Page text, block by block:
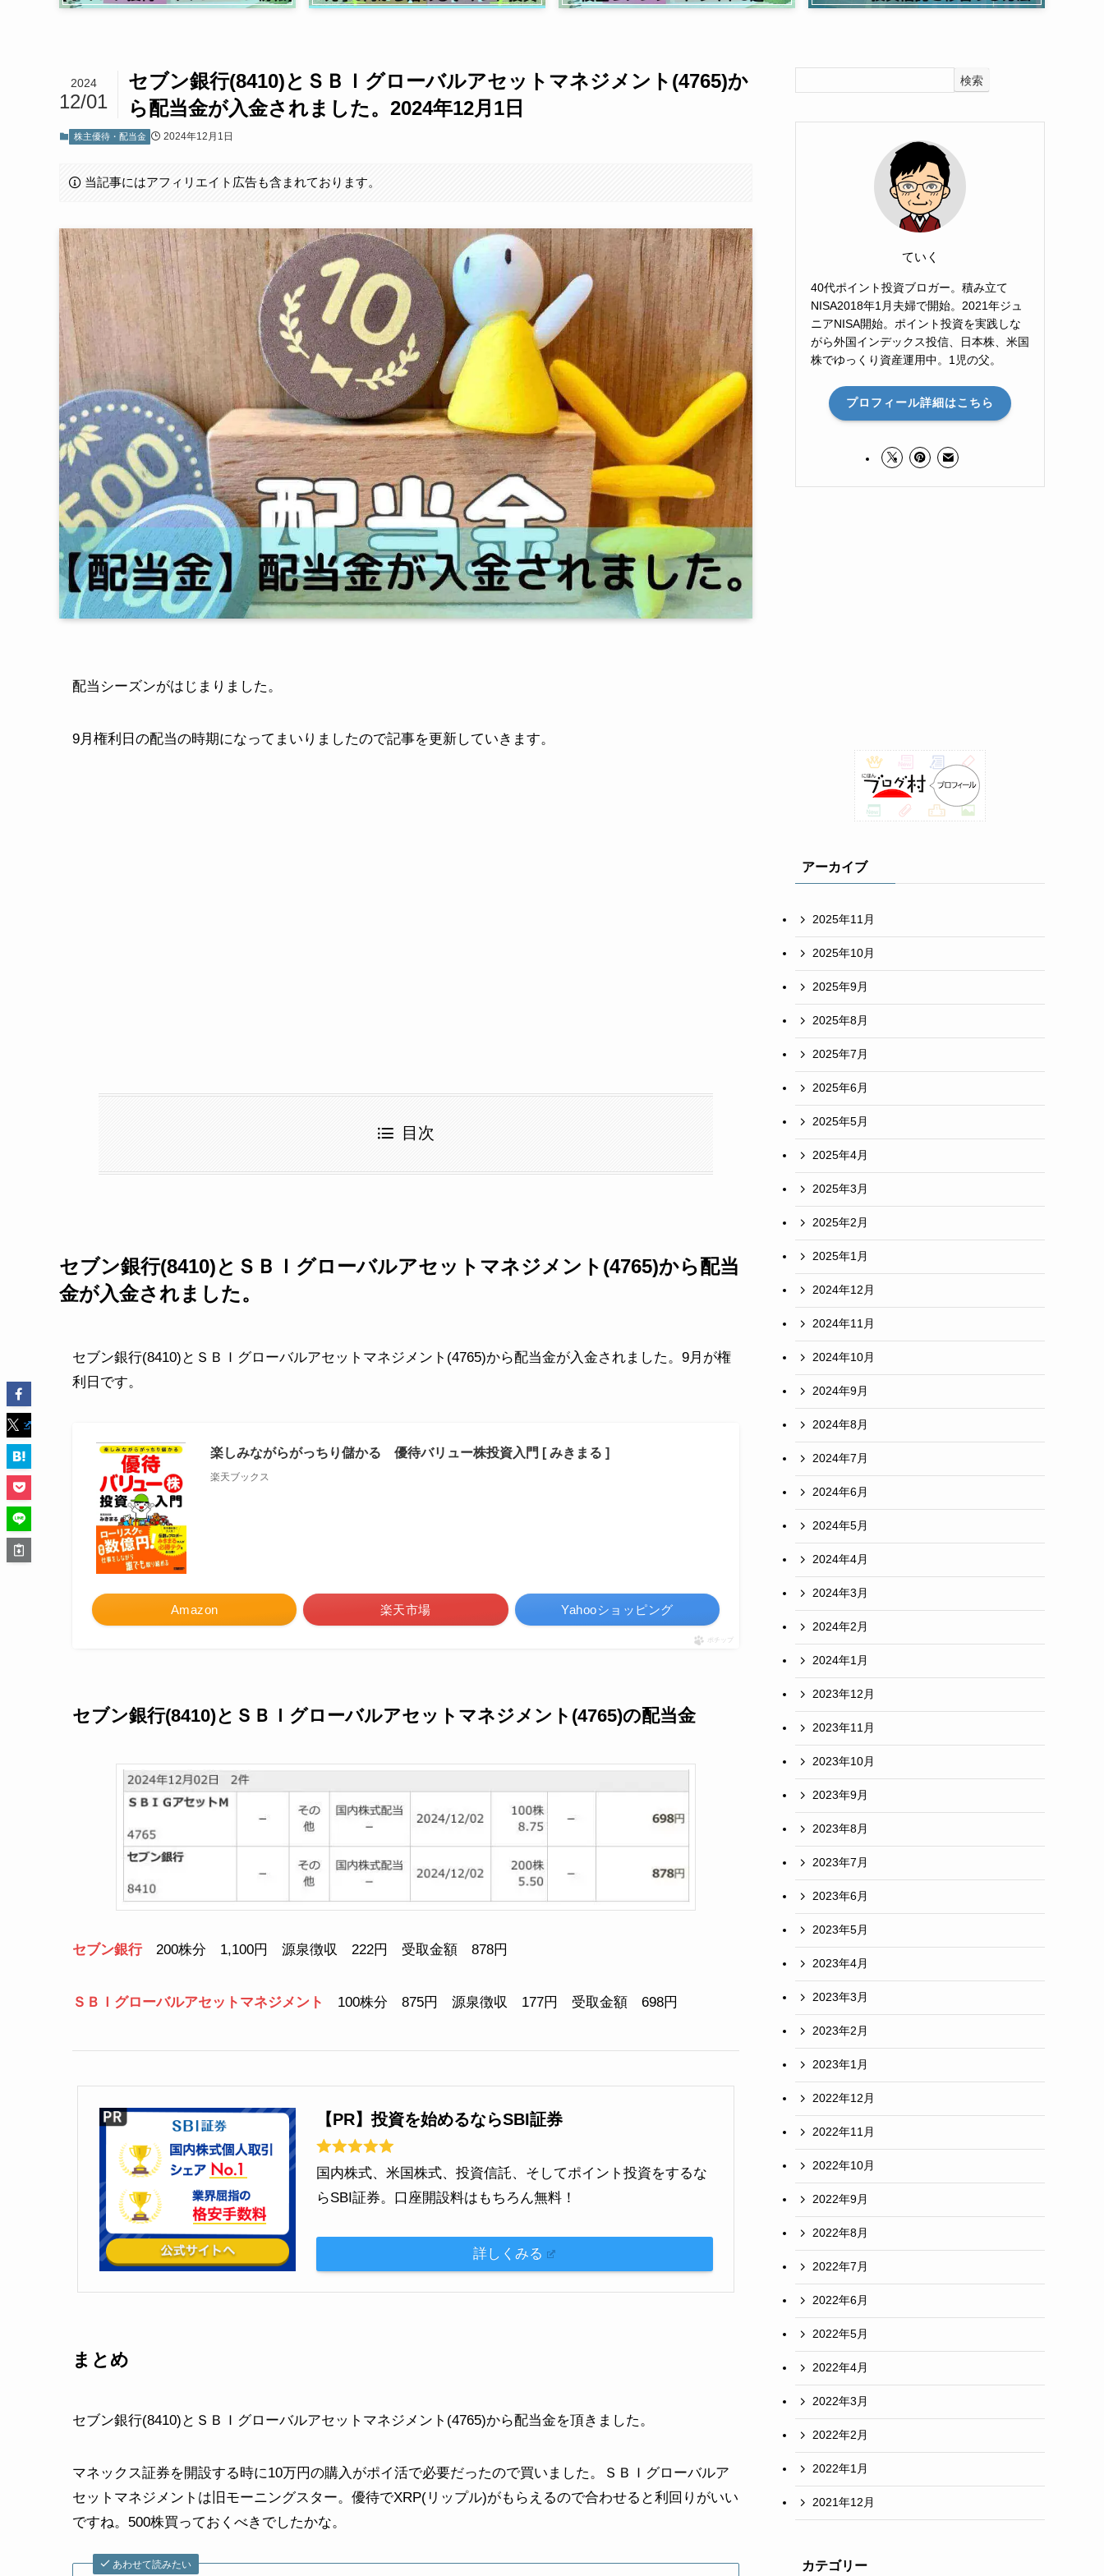
セブン銀行(8410)とＳＢＩグローバルアセットマネジメント(4765)か
ら配当金が入金されました。2024年12月1日
2024
12/01
株主優待・配当金 2024年12月1日
当記事にはアフィリエイト広告も含まれております。
配当シーズンがはじまりました。
9月権利日の配当の時期になってまいりましたので記事を更新していきます。
目次
セブン銀行(8410)とＳＢＩグローバルアセットマネジメント(4765)から配当
金が入金されました。
セブン銀行(8410)とＳＢＩグローバルアセットマネジメント(4765)から配当金が入金されました。9月が権
利日です。
楽しみながらがっちり儲かる 優待バリュー株投資入門 [ みきまる ]
楽天ブックス
Amazon 楽天市場 Yahooショッピング
ポチップ
セブン銀行(8410)とＳＢＩグローバルアセットマネジメント(4765)の配当金
セブン銀行200株分 1,100円 源泉徴収 222円 受取金額 878円
ＳＢＩグローバルアセットマネジメント 100株分 875円 源泉徴収 177円 受取金額 698円
【PR】投資を始めるならSBI証券
国内株式、米国株式、投資信託、そしてポイント投資をするな
らSBI証券。口座開設料はもちろん無料！
詳しくみる
まとめ
セブン銀行(8410)とＳＢＩグローバルアセットマネジメント(4765)から配当金を頂きました。
マネックス証券を開設する時に10万円の購入がポイ活で必要だったので買いました。ＳＢＩグローバルア
セットマネジメントは旧モーニングスター。優待でXRP(リップル)がもらえるので合わせると利回りがいい
ですね。500株買っておくべきでしたかな。
あわせて読みたい
検索
ていく
40代ポイント投資ブロガー。積み立て
NISA2018年1月夫婦で開始。2021年ジュ
ニアNISA開始。ポイント投資を実践しな
がら外国インデックス投信、日本株、米国
株でゆっくり資産運用中。1児の父。
プロフィール詳細はこちら
アーカイブ
2025年11月
2025年10月
2025年9月
2025年8月
2025年7月
2025年6月
2025年5月
2025年4月
2025年3月
2025年2月
2025年1月
2024年12月
2024年11月
2024年10月
2024年9月
2024年8月
2024年7月
2024年6月
2024年5月
2024年4月
2024年3月
2024年2月
2024年1月
2023年12月
2023年11月
2023年10月
2023年9月
2023年8月
2023年7月
2023年6月
2023年5月
2023年4月
2023年3月
2023年2月
2023年1月
2022年12月
2022年11月
2022年10月
2022年9月
2022年8月
2022年7月
2022年6月
2022年5月
2022年4月
2022年3月
2022年2月
2022年1月
2021年12月
カテゴリー